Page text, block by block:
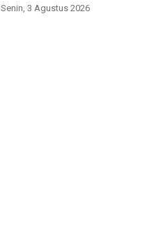
Senin, 3 Agustus 2026